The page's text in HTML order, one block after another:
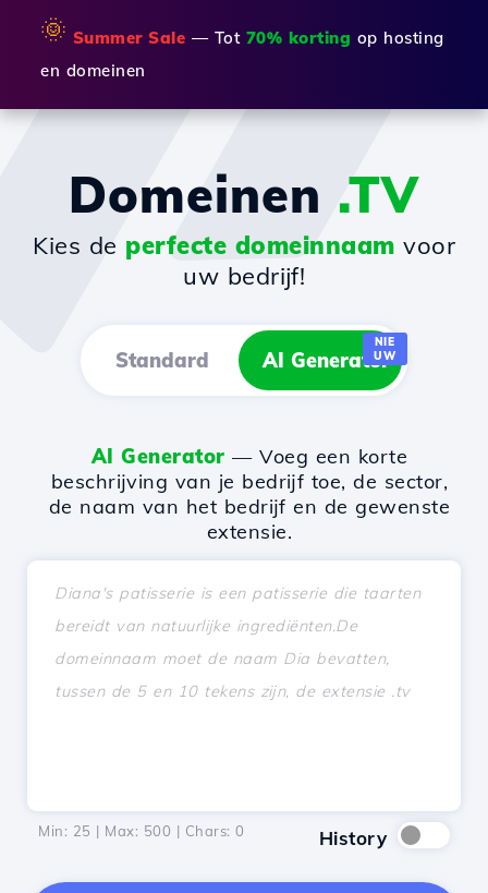
🌞 Summer Sale — Tot 70% korting op hosting
en domeinen
Domeinen .TV
Kies de perfecte domeinnaam voor
uw bedrijf!
Standard AI Generator
NIE
UW
AI Generator — Voeg een korte
beschrijving van je bedrijf toe, de sector,
de naam van het bedrijf en de gewenste
extensie.
Min: 25 | Max: 500 | Chars: 0 History